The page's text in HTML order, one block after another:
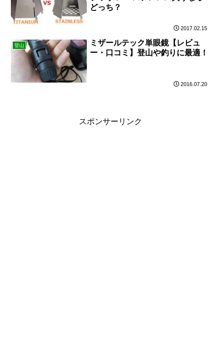
どっち？
2017.02.15
登山
ミザールテック単眼鏡【レビュ
ー・口コミ】登山や釣りに最適！
2016.07.20
スポンサーリンク